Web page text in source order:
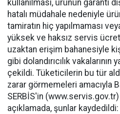
kullanılması, ürünün garanti
hatalı müdahale nedeniyle
tamiratın hiç yapılmaması
yüksek ve haksız servis
uzaktan erişim bahanesiyle
gibi dolandırıcılık
çekildi. Tüketicilerin bu tür
zarar görmemeleri amacıyla
SERBİS'in
açıklamada, şunlar